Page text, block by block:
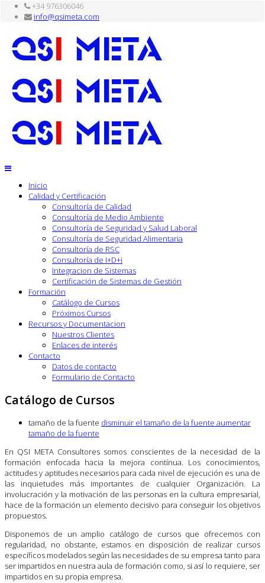
+34 976306046
info@qsimeta.com
Inicio
Calidad y Certificación
Consultoría de Calidad
Consultoría de Medio Ambiente
Consultoría de Seguridad y Salud Laboral
Consultoría de Seguridad Alimentaria
Consultoría de RSC
Consultoría de I+D+i
Integracion de Sistemas
Certificación de Sistemas de Gestión
Formación
Catálogo de Cursos
Próximos Cursos
Recursos y Documentacion
Nuestros Clientes
Enlaces de interés
Contacto
Datos de contacto
Formulario de Contacto
Catálogo de Cursos
tamaño de la fuente disminuir el tamaño de la fuente aumentar
tamaño de la fuente
En QSI META Consultores somos conscientes de la necesidad de la
formación enfocada hacia la mejora contínua. Los conocimientos,
actitudes y aptitudes necesarios para cada nivel de ejecución es una de
las inquietudes más importantes de cualquier Organización. La
involucración y la motivación de las personas en la cultura empresarial,
hace de la formación un elemento decisivo para conseguir los objetivos
propuestos.
Disponemos de un amplio catálogo de cursos que ofrecemos con
regularidad, no obstante, estamos en disposición de realizar cursos
específicos modelados según las necesidades de su empresa tanto para
ser impartidos en nuestra aula de formación como, si así lo requiere, ser
impartidos en su propia empresa.